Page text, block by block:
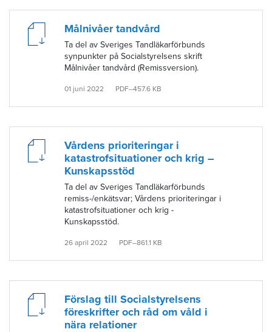
Målnivåer tandvård
Ta del av Sveriges Tandläkarförbunds
synpunkter på Socialstyrelsens skrift
Målnivåer tandvård (Remissversion).
01 juni 2022 PDF–457.6 KB
Vårdens prioriteringar i
katastrofsituationer och krig –
Kunskapsstöd
Ta del av Sveriges Tandläkarförbunds
remiss-/enkätsvar; Vårdens prioriteringar i
katastrofsituationer och krig -
Kunskapsstöd.
26 april 2022 PDF–861.1 KB
Förslag till Socialstyrelsens
föreskrifter och råd om våld i
nära relationer